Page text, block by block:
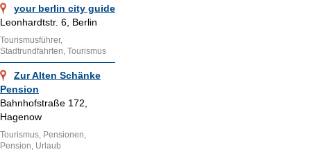
your berlin city guide
Leonhardtstr. 6, Berlin
Tourismusführer,
Stadtrundfahrten, Tourismus
Zur Alten Schänke
Pension
Bahnhofstraße 172,
Hagenow
Tourismus, Pensionen,
Pension, Urlaub